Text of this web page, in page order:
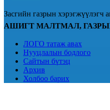
Засгийн газрын хэрэгжүүлэгч
АШИГТ МАЛТМАЛ,
ЛОГО татаж авах
Нууцлалын бодлого
Сайтын бүтэц
Архив
Холбоо барих